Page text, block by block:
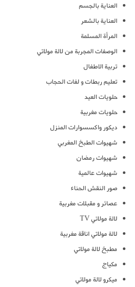
العناية بالجسم
العناية بالشعر
المرأة المسلمة
الوصفات المجربة من لالة مولاتي
تربية الاطفال
تعليم ربطات و لفات الحجاب
حلويات العيد
حلويات مغربية
ديكور واكسسوارات المنزل
شهيوات الطبخ المغربي
شهيوات رمضان
شهيوات عالمية
صور النقش الحناء
عصائر و مقبلات مغربية
لالة مولاتي TV
لالة مولاتي اناقة مغربية
مطبخ لالة مولاتي
مكياج
ميكرو لالة مولاتي